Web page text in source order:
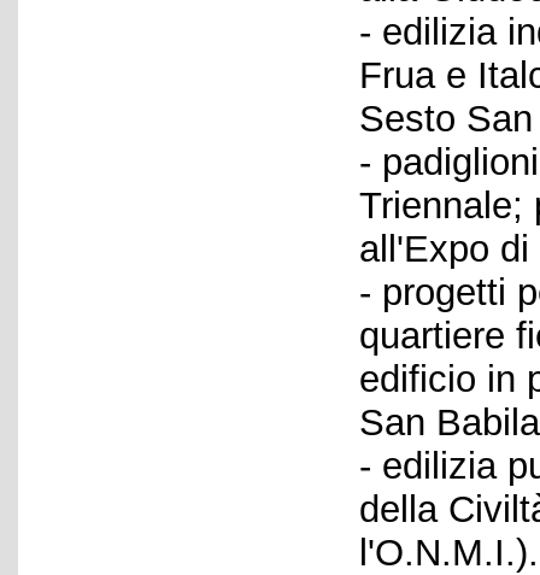
- edilizia
Frua e
Sesto
-
Triennale;
all'Expo
- progetti
quartiere
edificio in
San
- edilizia
della
l'O.N.M.I.).